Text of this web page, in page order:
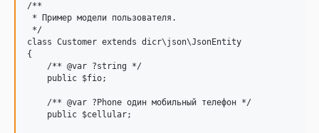
/**
* Пример модели пользователя.
*/
class Customer extends dicr\json\JsonEntity
{
    /** @var ?string */
    public $fio;
    /** @var ?Phone один мобильный телефон */
    public $cellular;